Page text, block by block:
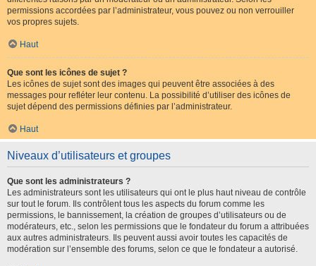
permissions accordées par l’administrateur, vous pouvez ou non verrouiller
vos propres sujets.
Haut
Que sont les icônes de sujet ?
Les icônes de sujet sont des images qui peuvent être associées à des
messages pour refléter leur contenu. La possibilité d’utiliser des icônes de
sujet dépend des permissions définies par l’administrateur.
Haut
Niveaux d’utilisateurs et groupes
Que sont les administrateurs ?
Les administrateurs sont les utilisateurs qui ont le plus haut niveau de contrôle
sur tout le forum. Ils contrôlent tous les aspects du forum comme les
permissions, le bannissement, la création de groupes d’utilisateurs ou de
modérateurs, etc., selon les permissions que le fondateur du forum a attribuées
aux autres administrateurs. Ils peuvent aussi avoir toutes les capacités de
modération sur l’ensemble des forums, selon ce que le fondateur a autorisé.